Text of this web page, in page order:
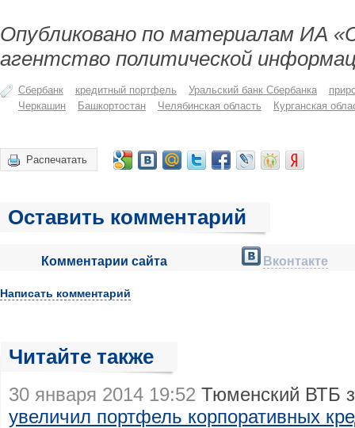
Опубликовано по материалам ИА
агентство политической
Сбербанк кредитный портфель Уральский банк Сбербанка
Черкашин
Башкортостан Челябинская область Курганская
Распечатать
Оставить комментарий
Комментарии сайта Вконтакте
Написать комментарий
Читайте также
30 января 2014 19:52 Тюменский ВТБ
увеличил портфель корпоративных